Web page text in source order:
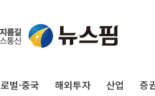
벌·중국 해외투자 산업 증
운수업·기업활동 '원스톱'